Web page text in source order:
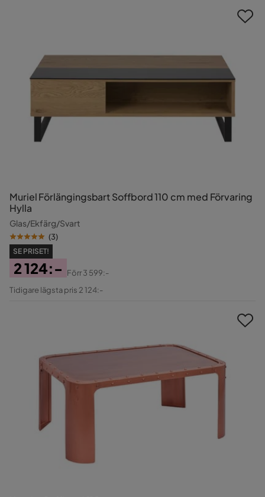
Muriel Förlängingsbart Soffbord 110 cm med Förvaring
Hylla
Glas/Ekfärg/Svart
(3)
SE PRISET!
Pris
2 124:-
Original
Förr3 599:-
Tidigare lägsta pris 2 124:-